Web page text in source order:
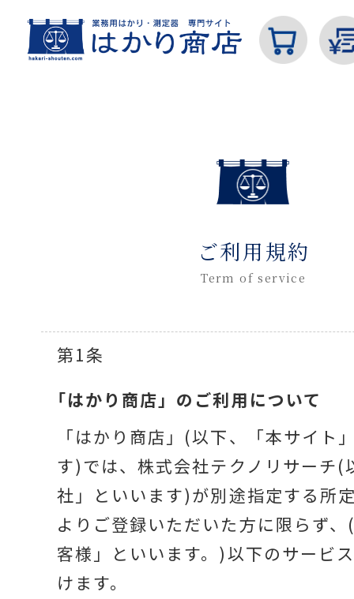
カテゴリから探す
分銅
タイマー
長さ測定器
ホーム ご利用規約
ご利用規約
Term of service
第1条
「はかり商店」の ご利用について
「はかり商店」(以下、「本サイト
す)では、株式会社テクノリサーチ(
社」といいます)が別途指定する所
よりご登録いただいた方に限らず
客様」といいます。)以下のサービ
けます。